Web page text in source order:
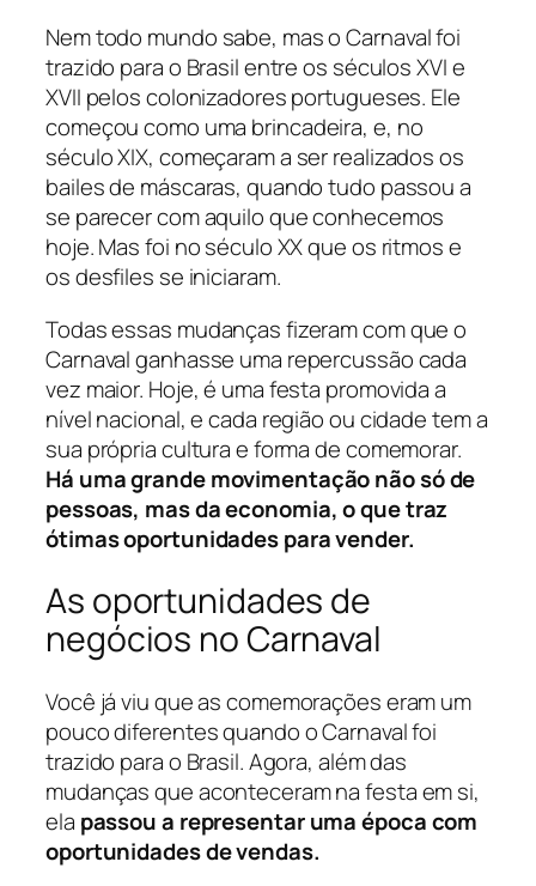
Nem todo mundo sabe, mas o Carnaval foi
trazido para o Brasil entre os séculos XVI e
XVII pelos colonizadores portugueses. Ele
começou como uma brincadeira, e, no
século XIX, começaram a ser realizados os
bailes de máscaras, quando tudo passou a
se parecer com aquilo que conhecemos
hoje. Mas foi no século XX que os ritmos e
os desfiles se iniciaram.
Todas essas mudanças fizeram com que o
Carnaval ganhasse uma repercussão cada
vez maior. Hoje, é uma festa promovida a
nível nacional, e cada região ou cidade tem a
sua própria cultura e forma de comemorar.
Há uma grande movimentação não só de
pessoas, mas da economia, o que traz
ótimas oportunidades para vender.
As oportunidades de
negócios no Carnaval
Você já viu que as comemorações eram um
pouco diferentes quando o Carnaval foi
trazido para o Brasil. Agora, além das
mudanças que aconteceram na festa em si,
ela passou a representar uma época com
oportunidades de vendas.